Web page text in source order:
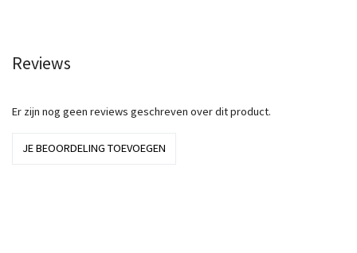
Reviews
Er zijn nog geen reviews geschreven over dit product.
JE BEOORDELING TOEVOEGEN